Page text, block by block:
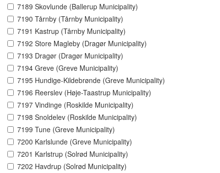
7189 Skovlunde (Ballerup Municipality)
7190 Tårnby (Tårnby Municipality)
7191 Kastrup (Tårnby Municipality)
7192 Store Magleby (Dragør Municipality)
7193 Dragør (Dragør Municipality)
7194 Greve (Greve Municipality)
7195 Hundige-Kildebrønde (Greve Municipality)
7196 Reerslev (Høje-Taastrup Municipality)
7197 Vindinge (Roskilde Municipality)
7198 Snoldelev (Roskilde Municipality)
7199 Tune (Greve Municipality)
7200 Karlslunde (Greve Municipality)
7201 Karlstrup (Solrød Municipality)
7202 Havdrup (Solrød Municipality)